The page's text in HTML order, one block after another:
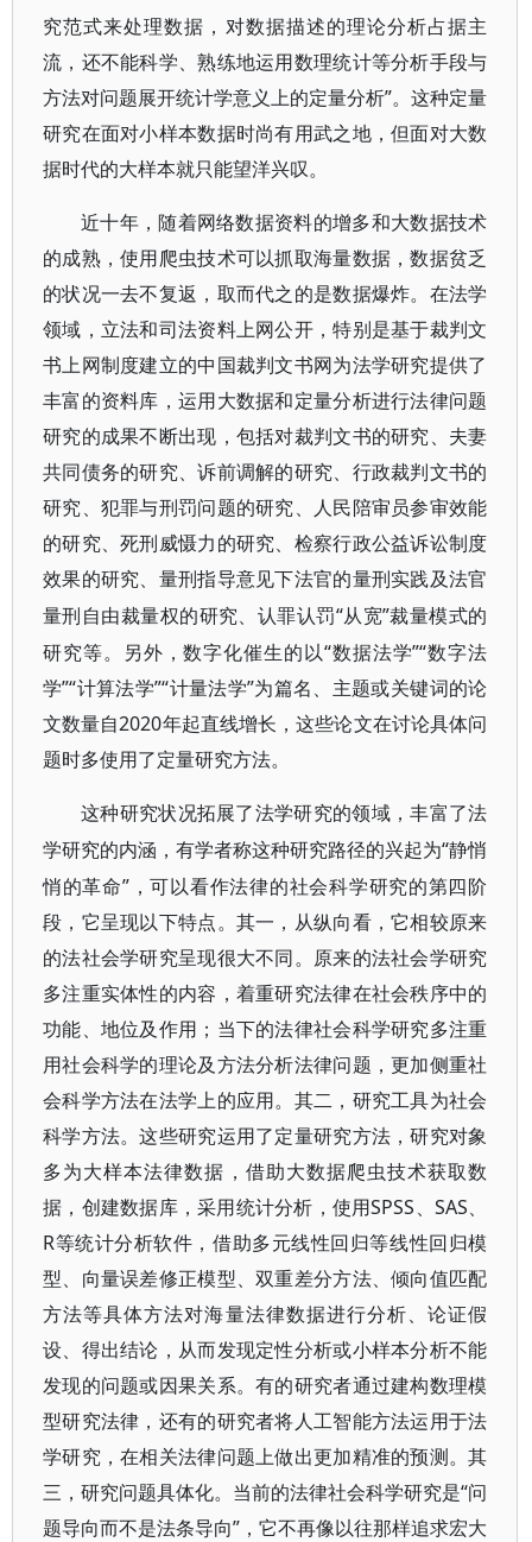
究范式来处理数据，对数据描述的理论分析占据主
流，还不能科学、熟练地运用数理统计等分析手段与
方法对问题展开统计学意义上的定量分析”。这种定量
研究在面对小样本数据时尚有用武之地，但面对大数
据时代的大样本就只能望洋兴叹。
近十年，随着网络数据资料的增多和大数据技术
的成熟，使用爬虫技术可以抓取海量数据，数据贫乏
的状况一去不复返，取而代之的是数据爆炸。在法学
领域，立法和司法资料上网公开，特别是基于裁判文
书上网制度建立的中国裁判文书网为法学研究提供了
丰富的资料库，运用大数据和定量分析进行法律问题
研究的成果不断出现，包括对裁判文书的研究、夫妻
共同债务的研究、诉前调解的研究、行政裁判文书的
研究、犯罪与刑罚问题的研究、人民陪审员参审效能
的研究、死刑威慑力的研究、检察行政公益诉讼制度
效果的研究、量刑指导意见下法官的量刑实践及法官
量刑自由裁量权的研究、认罪认罚“从宽”裁量模式的
研究等。另外，数字化催生的以“数据法学”“数字法
学”“计算法学”“计量法学”为篇名、主题或关键词的论
文数量自2020年起直线增长，这些论文在讨论具体问
题时多使用了定量研究方法。
这种研究状况拓展了法学研究的领域，丰富了法
学研究的内涵，有学者称这种研究路径的兴起为“静悄
悄的革命”，可以看作法律的社会科学研究的第四阶
段，它呈现以下特点。其一，从纵向看，它相较原来
的法社会学研究呈现很大不同。原来的法社会学研究
多注重实体性的内容，着重研究法律在社会秩序中的
功能、地位及作用；当下的法律社会科学研究多注重
用社会科学的理论及方法分析法律问题，更加侧重社
会科学方法在法学上的应用。其二，研究工具为社会
科学方法。这些研究运用了定量研究方法，研究对象
多为大样本法律数据，借助大数据爬虫技术获取数
据，创建数据库，采用统计分析，使用SPSS、SAS、
R等统计分析软件，借助多元线性回归等线性回归模
型、向量误差修正模型、双重差分方法、倾向值匹配
方法等具体方法对海量法律数据进行分析、论证假
设、得出结论，从而发现定性分析或小样本分析不能
发现的问题或因果关系。有的研究者通过建构数理模
型研究法律，还有的研究者将人工智能方法运用于法
学研究，在相关法律问题上做出更加精准的预测。其
三，研究问题具体化。当前的法律社会科学研究是“问
题导向而不是法条导向”，它不再像以往那样追求宏大